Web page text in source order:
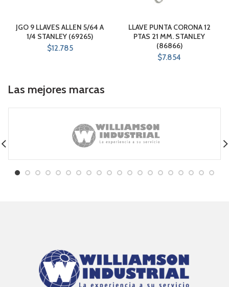
JGO 9 LLAVES ALLEN 5/64 A
1/4 STANLEY (69265)
$12.785
LLAVE PUNTA CORONA 12
PTAS 21 MM. STANLEY
(86866)
$7.854
Las mejores marcas